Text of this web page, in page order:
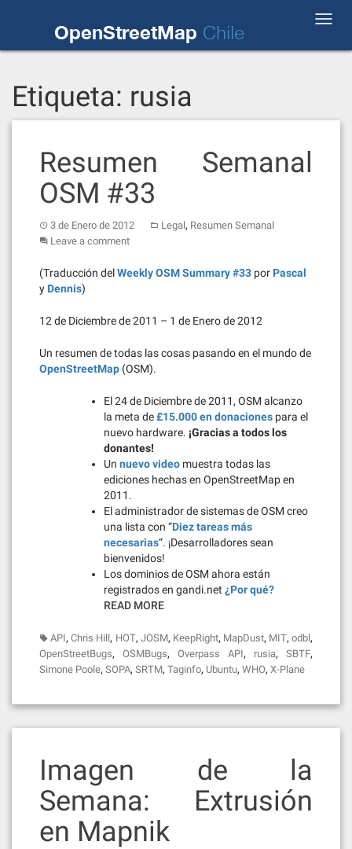
OpenStreetMap Chile
Etiqueta: rusia
Resumen Semanal
OSM #33
3 de Enero de 2012 Legal, Resumen Semanal
Leave a comment
(Traducción delWeekly OSM Summary #33 por Pascal
y Dennis)
12 de Diciembre de 2011 – 1 de Enero de 2012
Un resumen de todas las cosas pasando en el mundo de
OpenStreetMap (OSM).
El 24 de Diciembre de 2011, OSM alcanzo
la meta de£15.000 en donaciones para el
nuevo hardware. ¡Gracias a todos los
donantes!
Un nuevo video muestra todas las
ediciones hechas en OpenStreetMap en
2011.
El administrador de sistemas de OSM creo
una lista con “Diez tareas más
necesarias“. ¡Desarrolladores sean
bienvenidos!
Los dominios de OSM ahora están
registrados en gandi.net ¿Por qué?
READ MORE
API,Chris Hill, HOT, JOSM, KeepRight, MapDust, MIT,odbl,
OpenStreetBugs, OSMBugs, Overpass API, rusia, SBTF,
Simone Poole, SOPA, SRTM, Taginfo, Ubuntu, WHO, X-Plane
Imagen de la
Semana: Extrusión
en Mapnik